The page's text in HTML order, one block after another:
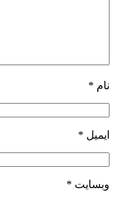
نام *
ایمیل *
وبسایت *